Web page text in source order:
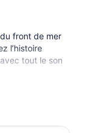
front de mer
l’histoire
tout le son
le long du front
la silhouette